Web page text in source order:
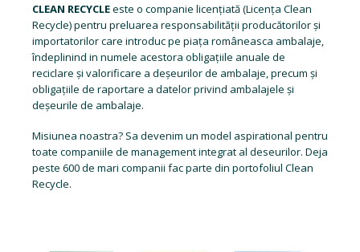
CLEAN RECYCLEeste o companie licențiată (Licența Clean
Recycle) pentru preluarea responsabilității producătorilor și
importatorilor care introduc pe piața româneasca ambalaje,
îndeplinind in numele acestora obligațiile anuale de
reciclare și valorificare a deșeurilor de ambalaje, precum și
obligațiile de raportare a datelor privind ambalajele și
deșeurile de ambalaje.
Misiunea noastra? Sa devenim un model aspirational pentru
toate companiile de management integrat al deseurilor. Deja
peste 600 de mari companii fac parte din portofoliul Clean
Recycle.